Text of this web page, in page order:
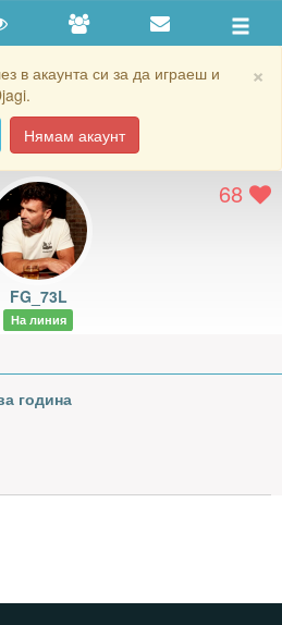
×
в акаунта си за да играеш и
Нямам акаунт
68
FG_73L
На линия
година